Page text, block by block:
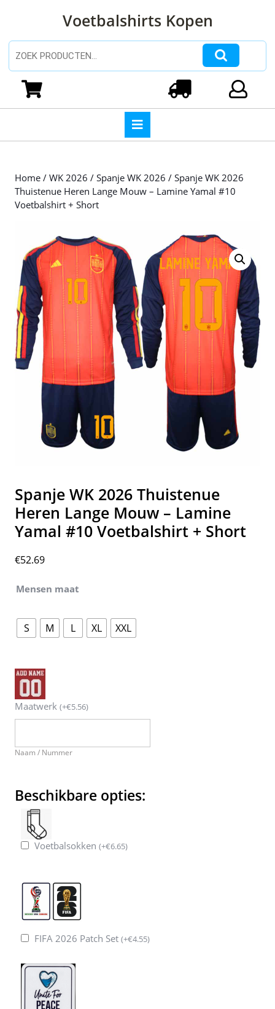
inhoud
Voetbalshirts Kopen
Zoeken naar:
Home / WK 2026 / Spanje WK 2026 / Spanje WK 2026
Thuistenue Heren Lange Mouw – Lamine Yamal #10
Voetbalshirt + Short
Spanje WK 2026 Thuistenue
Heren Lange Mouw – Lamine
Yamal #10 Voetbalshirt + Short
€52.69
Mensen maat
S M L XL XXL
Maatwerk (+€5.56)
Naam / Nummer
Beschikbare opties:
Voetbalsokken (+€6.65)
FIFA 2026 Patch Set (+€4.55)